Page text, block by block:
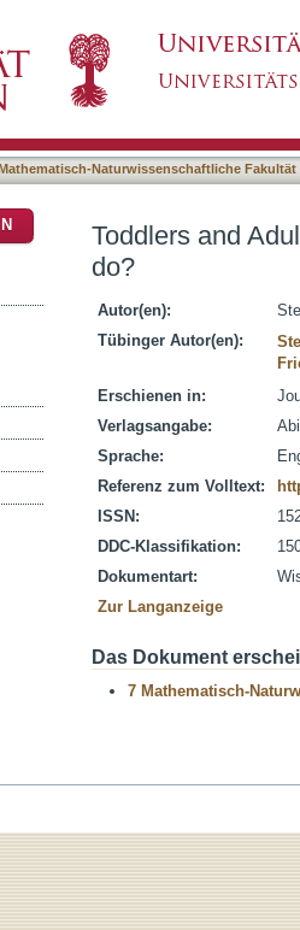
Naturwissenschaftliche Fakultät
Toddlers and
do?
Autor(en):
Tübinger Autor(en):
Erschienen in:
Verlagsangabe:
Sprache:
Referenz zum Volltext:
ISSN:
DDC-Klassifikation:
Dokumentart:
Zur Langanzeige
Das Dokument
7 Mathematisch-